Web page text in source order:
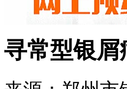
寻常型银